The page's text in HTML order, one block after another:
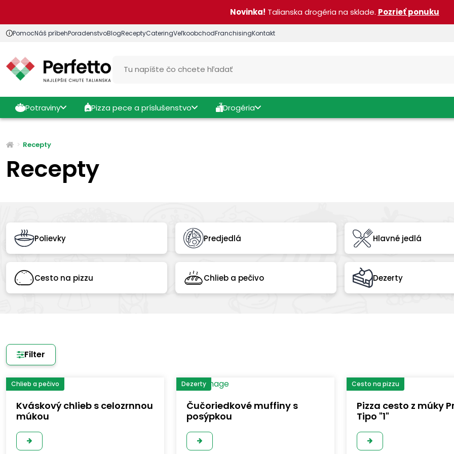
Novinka! Talianska drogéria na sklade. Pozrieť ponuku
PomocNáš príbehPoradenstvoBlogReceptyCateringVeľkoobchodFranchisingKontakt
Potraviny Pizza pece a príslušenstvo Drogéria
Recepty
Recepty
Polievky Predjedlá Hlavné jedlá
Cesto na pizzu Chlieb a pečivo Dezerty
Filter
Chlieb a pečivo
Kváskový chlieb s celozrnnou
múkou
Dezerty
Čučoriedkové muffiny s
posýpkou
Cesto na pizzu
Pizza cesto z múky
Tipo "1"